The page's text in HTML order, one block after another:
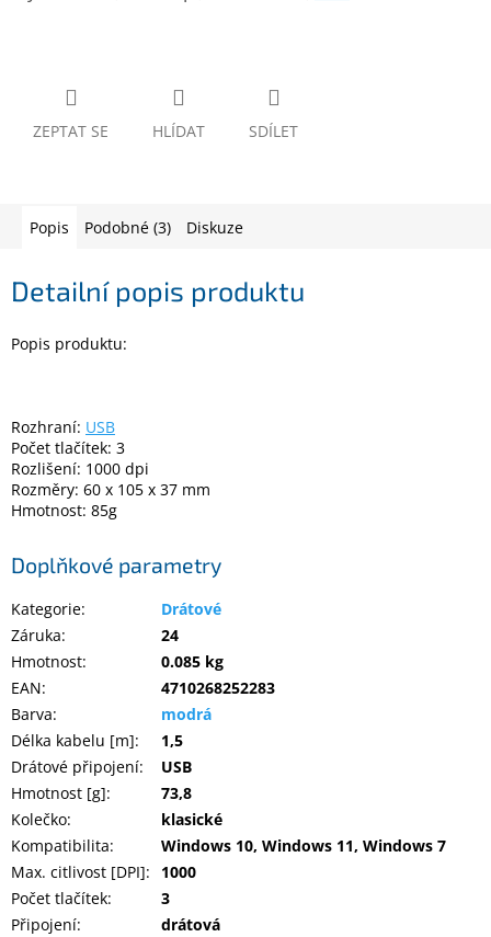
sport
Dílna
Počítače
a
notebooky
Domácnost
%
Black
Friday
Akční
zboží
TONERY
A
CARTRIDGE
OEM
ZEPTAT SE HLÍDAT SDÍLET
Popis Podobné (3) Diskuze
Detailní popis produktu
Popis produktu:
Rozhraní: USB
Počet tlačítek: 3
Rozlišení: 1000 dpi
Rozměry: 60 x 105 x 37 mm
Hmotnost: 85g
Doplňkové parametry
Kategorie:
Drátové
Záruka:
24
Hmotnost:
0.085 kg
EAN:
4710268252283
Barva:
modrá
Délka kabelu [m]:
1,5
Drátové připojení:
USB
Hmotnost [g]:
73,8
Kolečko:
klasické
Kompatibilita:
Windows 10, Windows 11, Windows 7
Max. citlivost [DPI]:
1000
Počet tlačítek:
3
Připojení:
drátová